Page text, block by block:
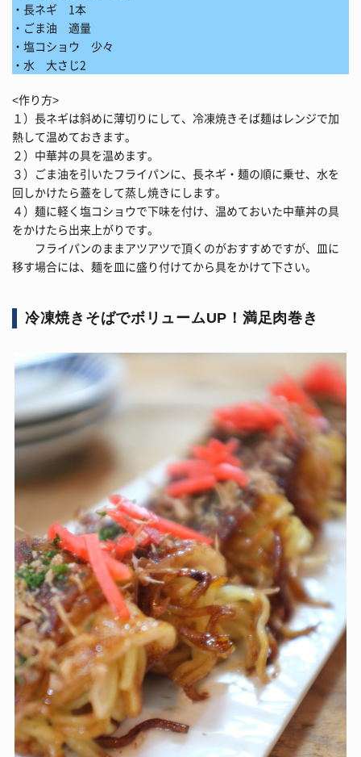
・長ネギ 1本
・ごま油 適量
・塩コショウ 少々
・水 大さじ2
<作り方>
１）長ネギは斜めに薄切りにして、冷凍焼きそば麺はレンジで加
熱して温めておきます。
２）中華丼の具を温めます。
３）ごま油を引いたフライパンに、長ネギ・麺の順に乗せ、水を
回しかけたら蓋をして蒸し焼きにします。
４）麺に軽く塩コショウで下味を付け、温めておいた中華丼の具
をかけたら出来上がりです。
フライパンのままアツアツで頂くのがおすすめですが、皿に
移す場合には、麺を皿に盛り付けてから具をかけて下さい。
冷凍焼きそばでボリュームUP！満足肉巻き